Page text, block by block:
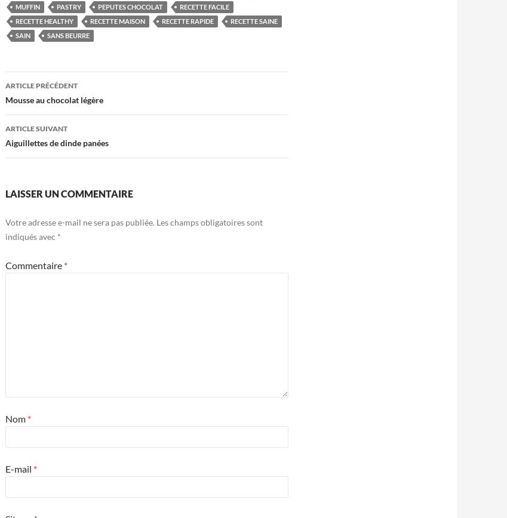
MUFFIN
PASTRY PEPUTES CHOCOLAT
RECETTE FACILE
RECETTE HEALTHY
RECETTE MAISON RECETTE RAPIDE
RECETTE SAINE
SAIN
SANS BEURRE
Navigation
des
articles
ARTICLE PRÉCÉDENT
Mousse au chocolat légère
ARTICLE SUIVANT
Aiguillettes de dinde panées
LAISSER UN COMMENTAIRE
Votre adresse e-mail ne sera pas publiée. Les champs obligatoires sont
indiqués avec *
Commentaire *
Nom *
E-mail *